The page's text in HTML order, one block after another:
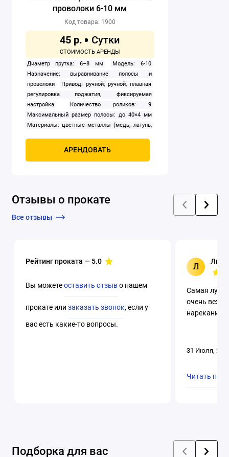
проволоки 6-10 мм
Код товара: 1900
45 р.
Диаметр прутка: 6–8 мм
Модель: 6-10
Назначение: выравнивание полосы и
проволоки
Привод: ручной; ручной, плавная
регулировка поджатия, фиксируемая
настройка
Количество роликов: 9
Максимальный размер полосы: до 40×4 мм
Материалы: цветные металлы (медь, латунь,
(по материалу и размеру — уточняем при
Пруток или проволока: калибровка и
правка в диапазоне Ø 6–10 мм
АРЕНДОВАТЬ
Отзывы о прокате
Все отзывы
Рейтинг проката — 5.0
Вы можетеоставить отзыво нашем
прокате илизаказать звонок, если у
вас есть какие-то вопросы.
Л
Самая
очень
нареканий.
31 Июля,
Читать
Подборка для вас